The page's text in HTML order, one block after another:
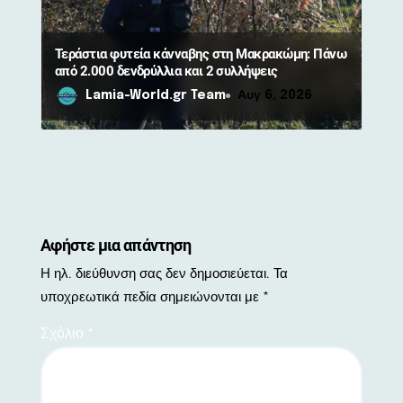
Τεράστια φυτεία κάνναβης στη Μακρακώμη: Πάνω
από 2.000 δενδρύλλια και 2 συλλήψεις
Lamia-World.gr Team Αυγ 6, 2026
Αφήστε μια απάντηση
Η ηλ. διεύθυνση σας δεν δημοσιεύεται. Τα
υποχρεωτικά πεδία σημειώνονται με *
Σχόλιο *